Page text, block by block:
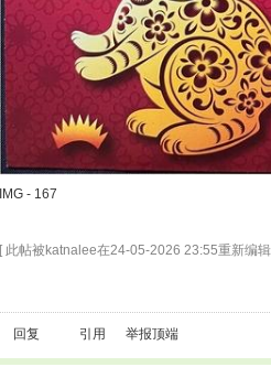
IMG - 167
[ 此帖被katnalee在24-05-2026 23:55重新编
回复 引用 举报顶端